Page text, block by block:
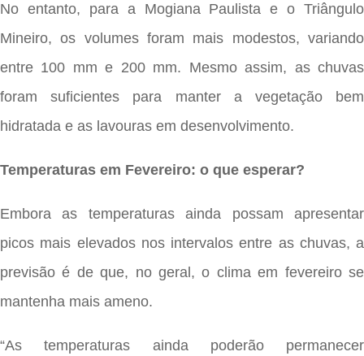
No entanto, para a Mogiana Paulista e o Triângulo
Mineiro, os volumes foram mais modestos, variando
entre 100 mm e 200 mm. Mesmo assim, as chuvas
foram suficientes para manter a vegetação bem
hidratada e as lavouras em desenvolvimento.
Temperaturas em Fevereiro: o que esperar?
Embora as temperaturas ainda possam apresentar
picos mais elevados nos intervalos entre as chuvas, a
previsão é de que, no geral, o clima em fevereiro se
mantenha mais ameno.
“As temperaturas ainda poderão permanecer